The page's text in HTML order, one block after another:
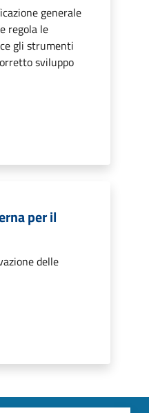
generale
regola le
gli strumenti
sviluppo
per il
delle